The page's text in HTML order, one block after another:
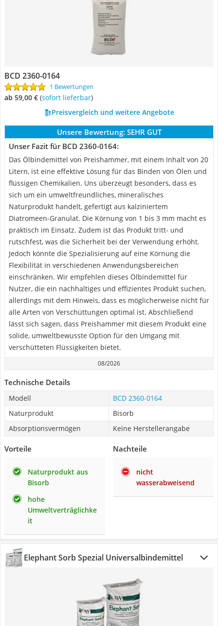
BCD 2360-0164
1 Bewertungen
ab 59,00 € ( Sofort lieferbar)
Preisvergleich und weitere Angebote
Unsere Bewertung: SEHR GUT
Unser Fazit für BCD 2360-0164:
Das Ölbindemittel von Preishammer, mit einem Inhalt von 20
Litern, ist eine effektive Lösung für das Binden von Ölen und
flüssigen Chemikalien. Uns überzeugt besonders, dass es
sich um ein umweltfreundliches, mineralisches
Naturprodukt handelt, gefertigt aus kalziniertem
Diatromeen-Granulat. Die Körnung von 1 bis 3 mm macht es
praktisch im Einsatz. Zudem ist das Produkt tritt- und
rutschfest, was die Sicherheit bei der Verwendung erhöht.
Jedoch könnte die Spezialisierung auf eine Körnung die
Flexibilität in verschiedenen Anwendungsbereichen
einschränken. Wir empfehlen dieses Ölbindemittel für
Nutzer, die ein nachhaltiges und effizientes Produkt suchen,
allerdings mit dem Hinweis, dass es möglicherweise nicht für
alle Arten von Verschüttungen optimal ist. Abschließend
lässt sich sagen, dass Preishammer mit diesem Produkt eine
solide, umweltbewusste Option für den Umgang mit
verschütteten Flüssigkeiten bietet.
08/2026
Technische Details
Modell
BCD 2360-0164
Naturprodukt
Bisorb
Absorptionsvermögen
Keine Herstellerangabe
Vorteile
Naturprodukt aus
Bisorb
hohe
Umweltverträglichke
it
Nachteile
nicht
wasserabweisend
Elephant Sorb Spezial Universalbindemittel